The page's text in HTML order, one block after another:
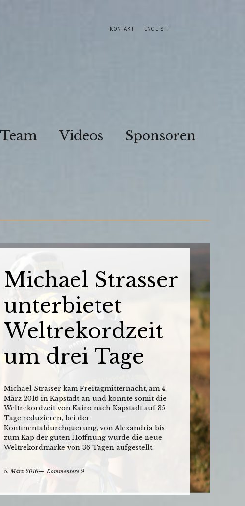
KONTAKT ENGLISH
Team Videos
Sponsoren
Michael Strasser
unterbietet
Weltrekordzeit
um drei Tage
Michael Strasser kam Freitagmitternacht, am 4.
März 2016 in Kapstadt an und konnte somit die
Weltrekordzeit von Kairo nach Kapstadt auf 35
Tage reduzieren, bei der
Kontinentaldurchquerung, von Alexandria bis
zum Kap der guten Hoffnung wurde die neue
Weltrekordmarke von 36 Tagen aufgestellt.
5. März 2016 Kommentare 9